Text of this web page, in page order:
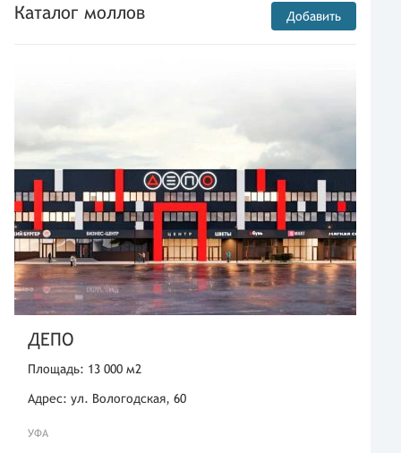
Каталог моллов Добавить
ДЕПО
Площадь: 13 000 м2
Адрес: ул. Вологодская, 60
УФА